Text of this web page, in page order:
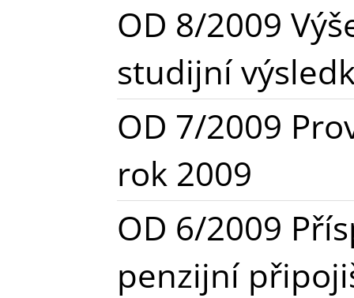
OD 8/2009
studijní
OD 7/2009
rok 2009
OD 6/2009
penzijní